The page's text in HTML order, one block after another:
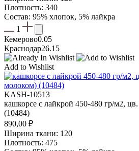
Плотность: 340
Состав: 95% хлопок, 5% лайкра
1
Кемерово0.05
Краснодар26.15
Add to Wishlist
KASH-10513
кашкорсе с лайкрой 450-480 гр/м2,
(10484)
890,00 ₽
Ширина ткани: 120
Плотность: 475